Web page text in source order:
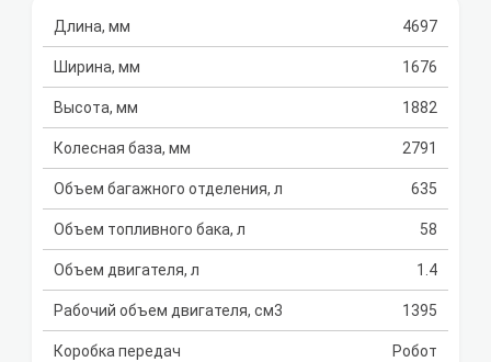
Длина, мм 4697
Ширина, мм 1676
Высота, мм 1882
Колесная база, мм 2791
Объем багажного отделения, л 635
Объем топливного бака, л 58
Объем двигателя, л 1.4
Рабочий объем двигателя, см3 1395
Коробка передач Робот